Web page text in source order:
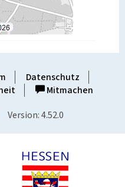
Datenschutz
Mitmachen
Version: 4.52.0